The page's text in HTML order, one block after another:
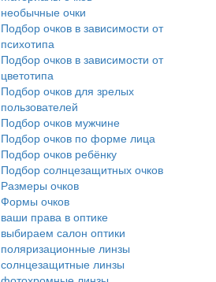
необычные очки
Подбор очков в зависимости от
психотипа
Подбор очков в зависимости от
цветотипа
Подбор очков для зрелых
пользователей
Подбор очков мужчине
Подбор очков по форме лица
Подбор очков ребёнку
Подбор солнцезащитных очков
Размеры очков
Формы очков
ваши права в оптике
выбираем салон оптики
поляризационные линзы
солнцезащитные линзы